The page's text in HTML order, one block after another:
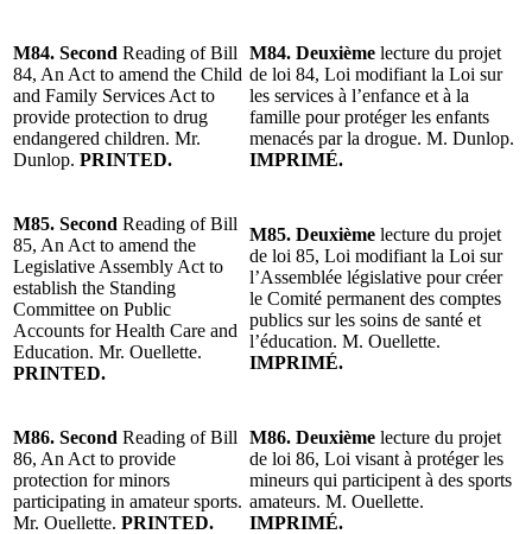
M84. Second Reading of Bill
84, An Act to amend the Child
and Family Services Act to
provide protection to drug
endangered children. Mr.
Dunlop. PRINTED.
M84. Deuxième lecture du projet
de loi 84, Loi modifiant la Loi sur
les services à l’enfance et à la
famille pour protéger les enfants
menacés par la drogue. M. Dunlop.
IMPRIMÉ.
M85. Second Reading of Bill
85, An Act to amend the
Legislative Assembly Act to
establish the Standing
Committee on Public
Accounts for Health Care and
Education. Mr. Ouellette.
PRINTED.
M85. Deuxième lecture du projet
de loi 85, Loi modifiant la Loi sur
l’Assemblée législative pour créer
le Comité permanent des comptes
publics sur les soins de santé et
l’éducation. M. Ouellette.
IMPRIMÉ.
M86. Second Reading of Bill
86, An Act to provide
protection for minors
participating in amateur sports.
Mr. Ouellette. PRINTED.
M86. Deuxième lecture du projet
de loi 86, Loi visant à protéger les
mineurs qui participent à des sports
amateurs. M. Ouellette.
IMPRIMÉ.